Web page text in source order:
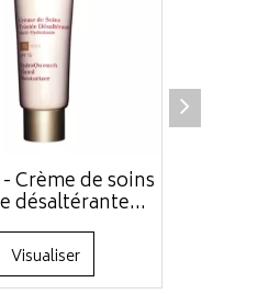
Crème de soins
désaltérante...
Visualiser